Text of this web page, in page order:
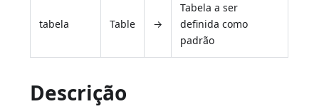
tabela Table →
Tabela a ser
definida como
padrão
Descrição